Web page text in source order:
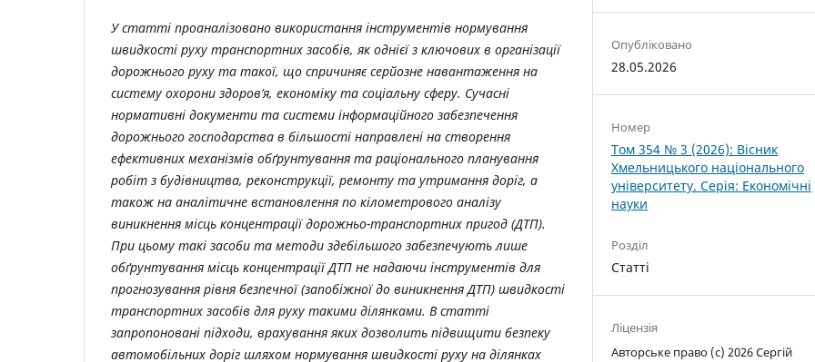
У статті проаналізовано використання інструментів нормування
швидкості руху транспортних засобів, як однієї з ключових в організації
дорожнього руху та такої, що спричиняє серйозне навантаження на
систему охорони здоров’я, економіку та соціальну сферу. Сучасні
нормативні документи та системи інформаційного забезпечення
дорожнього господарства в більшості направлені на створення
ефективних механізмів обґрунтування та раціонального планування
робіт з будівництва, реконструкції, ремонту та утримання доріг, а
також на аналітичне встановлення по кілометрового аналізу
виникнення місць концентрації дорожньо-транспортних пригод (ДТП).
При цьому такі засоби та методи здебільшого забезпечують лише
обґрунтування місць концентрації ДТП не надаючи інструментів для
прогнозування рівня безпечної (запобіжної до виникнення ДТП) швидкості
транспортних засобів для руху такими ділянками. В статті
запропоновані підходи, врахування яких дозволить підвищити безпеку
автомобільних доріг шляхом нормування швидкості руху на ділянках
Опубліковано
28.05.2026
Номер
Том 354 № 3 (2026): Вісник
Хмельницького національного
університету. Серія: Економічні
науки
Розділ
Статті
Ліцензія
Авторське право (c) 2026 Сергій